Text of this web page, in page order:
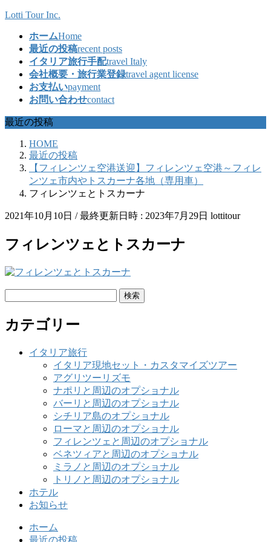
コ
ッ
プ
ナ
移
動
Lotti Tour Inc.
ホームHome
最近の投稿recent posts
イタリア旅行手配travel Italy
会社概要・旅行業登録travel agent license
お支払いpayment
お問い合わせcontact
最近の投稿
HOME
最近の投稿
【フィレンツェ空港送迎】フィレンツェ空港～フィレ
ンツェ市内やトスカーナ各地（専用車）
フィレンツェとトスカーナ
2021年10月10日 / 最終更新日時 : 2023年7月29日 lottitour
フィレンツェとトスカーナ
カテゴリー
イタリア旅行
イタリア現地セット・カスタマイズツアー
アグリツーリズモ
ナポリと周辺のオプショナル
バーリと周辺のオプショナル
シチリア島のオプショナル
ローマと周辺のオプショナル
フィレンツェと周辺のオプショナル
ベネツィアと周辺のオプショナル
ミラノと周辺のオプショナル
トリノと周辺のオプショナル
ホテル
お知らせ
ホーム
最近の投稿